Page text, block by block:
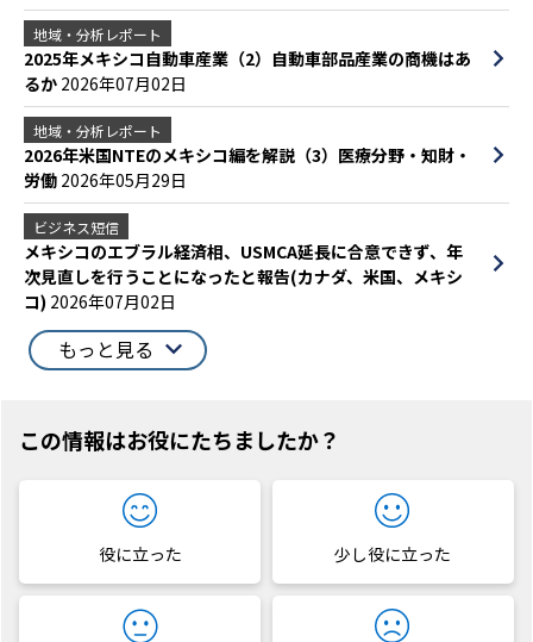
地域・分析レポート
2025年メキシコ自動車産業（2）自動車部品産業の商機はあ
るか 2026年07月02日
地域・分析レポート
2026年米国NTEのメキシコ編を解説（3）医療分野・知財・
労働 2026年05月29日
ビジネス短信
メキシコのエブラル経済相、USMCA延長に合意できず、年
次見直しを行うことになったと報告(カナダ、米国、メキシ
コ) 2026年07月02日
もっと見る
この情報はお役にたちましたか？
役に立った 少し役に立った